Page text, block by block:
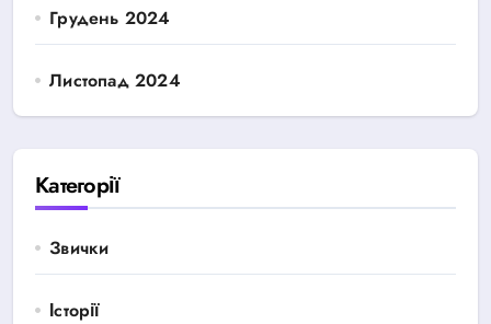
Грудень 2024
Листопад 2024
Категорії
Звички
Історії